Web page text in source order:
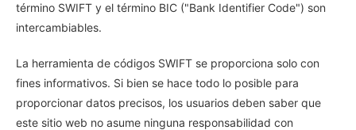
término SWIFT y el término BIC ("Bank Identifier Code") son
intercambiables.
La herramienta de códigos SWIFT se proporciona solo con
fines informativos. Si bien se hace todo lo posible para
proporcionar datos precisos, los usuarios deben saber que
este sitio web no asume ninguna responsabilidad con